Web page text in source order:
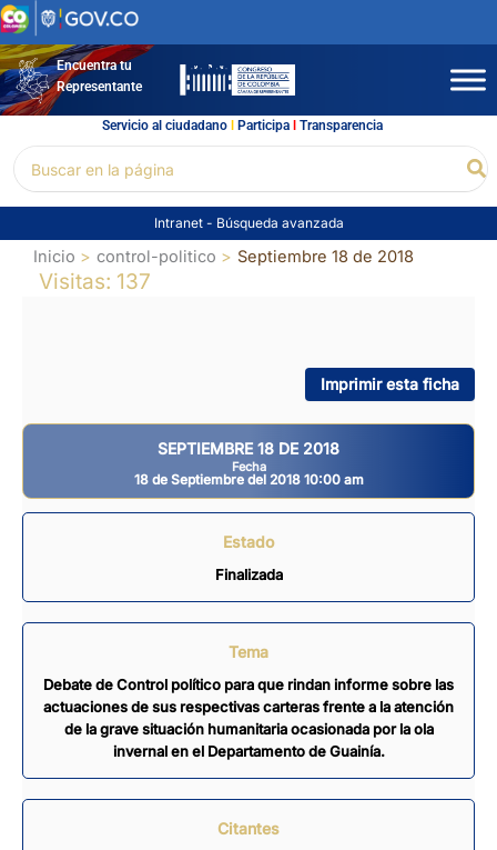
Ir
al
contenidoEncuentra tu
Representante
Servicio al ciudadano l Participal Transparencia
por:
Intranet - Búsqueda avanzada
Inicio control-politico Septiembre 18 de 2018
Visitas: 137
Imprimir esta ficha
SEPTIEMBRE 18 DE 2018
Fecha
18 de Septiembre del 2018 10:00 am
Estado
Finalizada
Tema
Debate de Control político para que rindan informe sobre las
actuaciones de sus respectivas carteras frente a la atención
de la grave situación humanitaria ocasionada por la ola
invernal en el Departamento de Guainía.
Citantes